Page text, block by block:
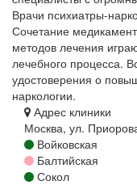
Врачи психиатры-
Сочетание
методов лечения
лечебного процесса.
удостоверения о
наркологии.
Адрес клиники
Москва, ул.
Войковская
Балтийская
Сокол